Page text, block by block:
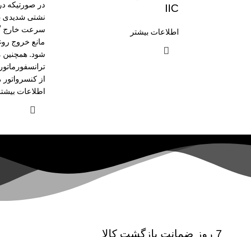
IIC
اطلاعات بیشتر
در صورتیکه
نشتی شدیدی
سرعت خارج
مانع خروج
شود.
از
اطلاعات
7 روز ضمانت بازگشت کالا